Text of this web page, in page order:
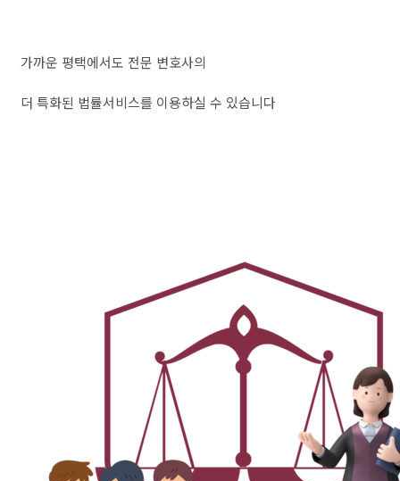
가까운 평택에서도 전문 변호사의
더 특화된 법률서비스를 이용하실 수 있습니다